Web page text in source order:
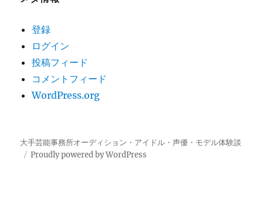
登録
ログイン
投稿フィード
コメントフィード
WordPress.org
大手芸能事務所オーディション・アイドル・声優・モデル体験談
Proudly powered by WordPress